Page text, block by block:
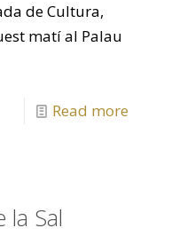
de Cultura,
matí al Palau
Read more
la Sal